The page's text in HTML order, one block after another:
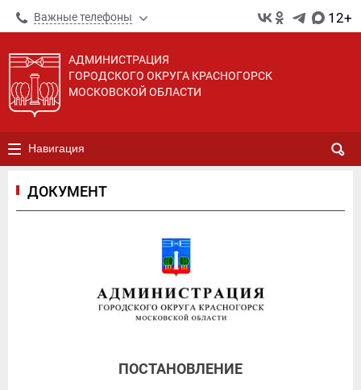
Важные телефоны 12+
АДМИНИСТРАЦИЯ
ГОРОДСКОГО ОКРУГА КРАСНОГОРСК
МОСКОВСКОЙ ОБЛАСТИ
Навигация
ДОКУМЕНТ
ПОСТАНОВЛЕНИЕ